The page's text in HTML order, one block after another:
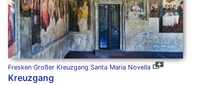
Fresken Großer Kreuzgang Santa Maria Novella
Kreuzgang